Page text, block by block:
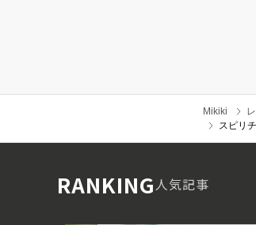
Mikiki
スピリ
RANKING人気記事